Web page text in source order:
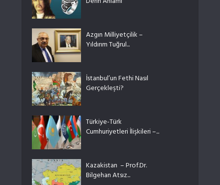
Azgın Milliyetçilik –
Yıldırım Tuğrul...
İstanbul’un Fethi Nasıl
Gerçekleşti?
Türkiye-Türk
Cumhuriyetleri İlişkileri –...
Kazakistan – Prof.Dr.
Bilgehan Atsız...